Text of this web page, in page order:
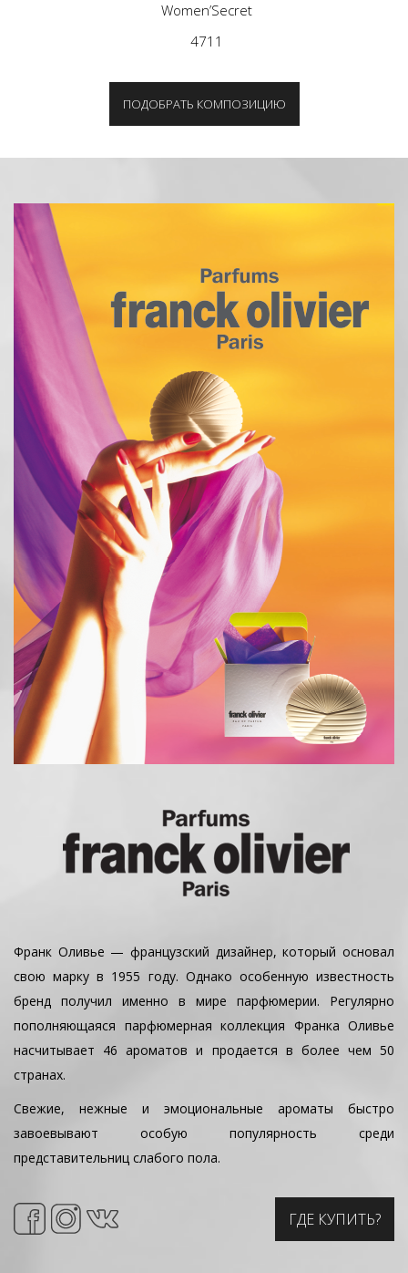
Women’Secret
4711
ПОДОБРАТЬ КОМПОЗИЦИЮ
Франк Оливье — французский дизайнер, который основал
свою марку в 1955 году. Однако особенную известность
бренд получил именно в мире парфюмерии. Регулярно
пополняющаяся парфюмерная коллекция Франка Оливье
насчитывает 46 ароматов и продается в более чем 50
странах.
Свежие, нежные и эмоциональные ароматы быстро
завоевывают особую популярность среди
представительниц слабого пола.
ГДЕ КУПИТЬ?